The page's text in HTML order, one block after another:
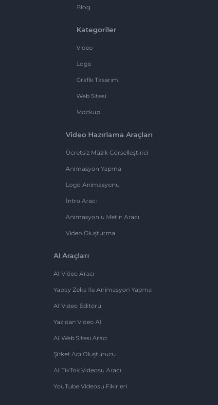
Blog
Kategoriler
Video
Logo
Grafik Tasarım
Web Sitesi
Mockup
Video Hazırlama Araçları
Ücretsiz Müzik Görselleştirici
Animasyon Yapma
Logo Animasyonu
İntro Aracı
Animasyonlu Metin Aracı
Video Oluşturma
AI Araçları
AI Video Aracı
Yapay Zeka Ile Animasyon Yapma
AI Video Editörü
Yazıdan Video AI
AI Web Sitesi Aracı
Şirket Adı Oluşturucu
AI TikTok Videosu Aracı
YouTube Videosu Fikirleri